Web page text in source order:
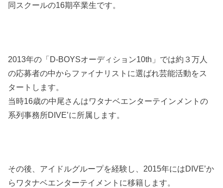
同スクールの16期卒業生です。
2013年の「D-BOYSオーディション10th」では約３万人
の応募者の中からファイナリストに選ばれ芸能活動をス
タートします。
当時16歳の中尾さんはワタナベエンターテインメントの
系列事務所DIVE’に所属します。
その後、アイドルグループを経験し、2015年にはDIVE’か
らワタナベエンターテイメントに移籍します。